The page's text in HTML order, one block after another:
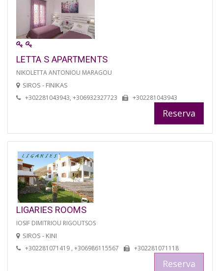
LETTA S APARTMENTS
NIKOLETTA ANTONIOU MARAGOU
SIROS - FINIKAS
+302281043943, +306932327723 +302281043943
Reserva
LIGARIES ROOMS
IOSIF DIMITRIOU RIGOUTSOS
SIROS - KINI
+302281071419 , +306986115567 +302281071118
Reserva